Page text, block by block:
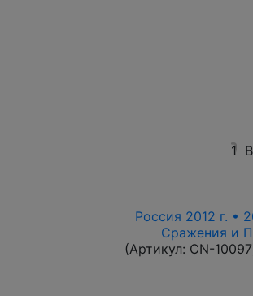
1
Россия 2012 г. •
Сражения и
(Артикул: CN-10097